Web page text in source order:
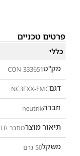
פרטים טכניים
כללי
מק"טCON-333651
דגםNC3FXX-EMC
חברהneutrik
תיאור מוצרמחבר XLR לכבל
משקל50 גרם